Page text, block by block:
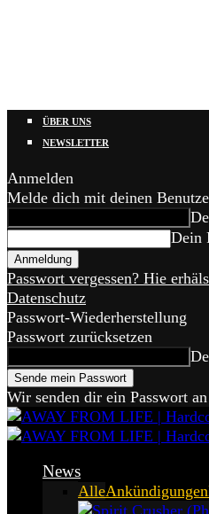
ÜBER UNS
NEWSLETTER
Anmelden
Melde dich mit deinen
Dein
Passwort vergessen? Hie
Datenschutz
Passwort-Wiederherstellung
Passwort zurücksetzen
Wir senden dir ein Passwort
News
AlleAnkündigungen